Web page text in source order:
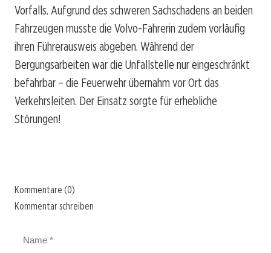
Vorfalls. Aufgrund des schweren Sachschadens an beiden
Fahrzeugen musste die Volvo-Fahrerin zudem vorläufig
ihren Führerausweis abgeben. Während der
Bergungsarbeiten war die Unfallstelle nur eingeschränkt
befahrbar – die Feuerwehr übernahm vor Ort das
Verkehrsleiten. Der Einsatz sorgte für erhebliche
Störungen!
Kommentare (0)
Kommentar schreiben